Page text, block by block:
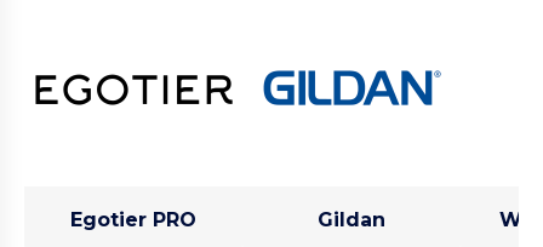
Egotier PRO Gildan